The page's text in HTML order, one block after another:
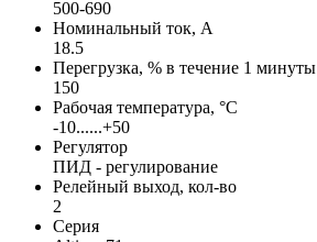
500-690
Номинальный ток, А
18.5
Перегрузка, % в течение 1 минуты
150
Рабочая температура, °С
-10......+50
Регулятор
ПИД - регулирование
Релейный выход, кол-во
2
Серия